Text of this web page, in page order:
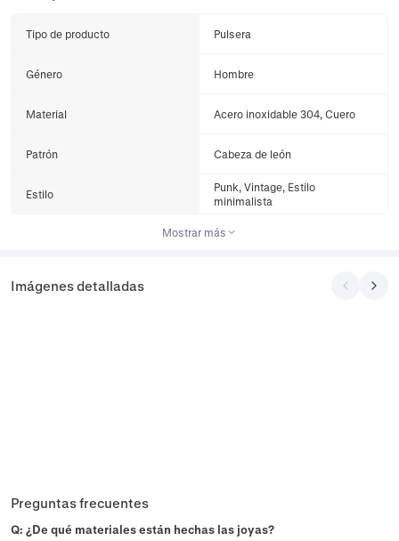
Tipo de producto Pulsera
Género Hombre
Material Acero inoxidable 304, Cuero
Patrón Cabeza de león
Estilo
Punk, Vintage, Estilo
minimalista
Mostrar más
Imágenes detalladas
Preguntas frecuentes
Q: ¿De qué materiales están hechas las joyas?